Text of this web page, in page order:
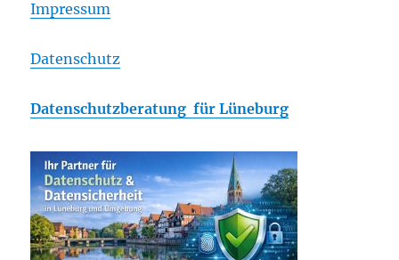
Impressum
Datenschutz
Datenschutzberatung für Lüneburg